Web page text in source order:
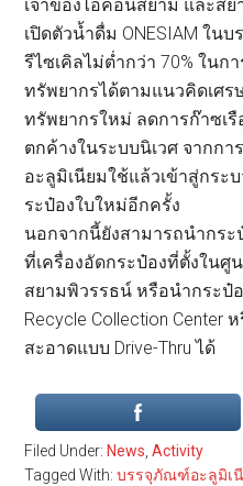
เจ้าของไอคอนสยาม และสย
เปิดตัวน้ำดื่ม ONESIAM ใน
รีไซเคิลไม่ต่ำกว่า 70% ใน
ทรัพยากรได้ตามแนวคิดเศร
ทรัพยากรใหม่ ลดการก๊าซเ
ตกค้างในระบบนิเวศ จากก
อะลูมิเนียมใช้แล้วเข้าสู่กระ
ระป๋องใบใหม่อีกครั้ง
นอกจากนี้ยังสามารถนำกร
ที่เครื่องอัดกระป๋องที่ตั้งในศู
สยามพิวรรธน์ หรือนำกระป๋
Recycle Collection Center
สะอาดแบบ Drive-Thru ได้
Filed Under: News,Activity
Tagged With:บรรจุภัณฑ์อะลูมิเ